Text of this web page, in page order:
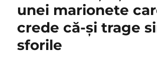
crede
Călin
unei marionete
crede că-şi trage
sforile